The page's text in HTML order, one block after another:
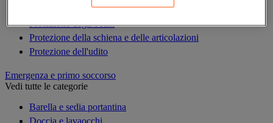
Maschera respiratoria
Protezione degli occhi
Protezione della schiena e delle articolazioni
Protezione dell'udito
Emergenza e primo soccorso
Vedi tutte le categorie
Barella e sedia portantina
Doccia e lavaocchi